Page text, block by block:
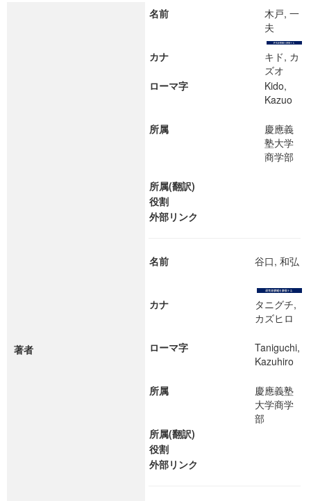
著者
名前
木戸, 一
夫
カナ
キド, カ
ズオ
ローマ字
Kido,
Kazuo
所属
慶應義
塾大学
商学部
所属(翻訳)
役割
外部リンク
名前 谷口, 和弘
カナ
タニグチ,
カズヒロ
ローマ字
Taniguchi,
Kazuhiro
所属
慶應義塾
大学商学
部
所属(翻訳)
役割
外部リンク